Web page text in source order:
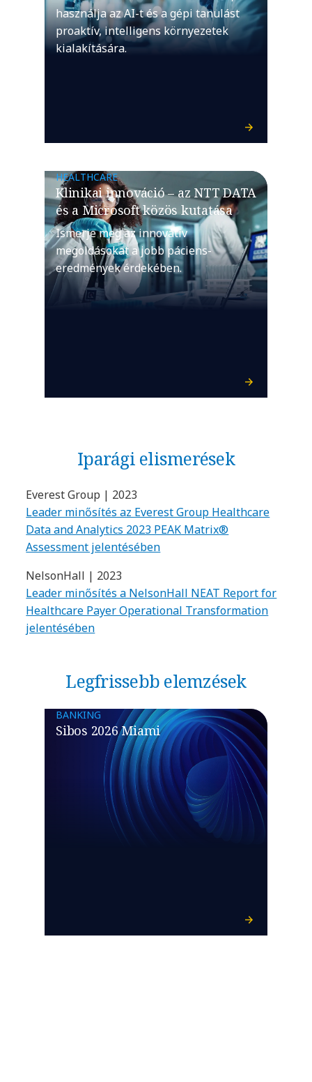
használja az AI-t és a gépi tanulást
proaktív, intelligens környezetek
kialakítására.
HEALTHCARE
Klinikai innováció – az NTT DATA
és a Microsoft közös kutatása
Ismerje meg az innovatív
megoldásokat a jobb páciens-
eredmények érdekében.
Iparági elismerések
Everest Group | 2023
Leader minősítés az Everest Group Healthcare
Data and Analytics 2023 PEAK Matrix®
Assessment jelentésében
NelsonHall | 2023
Leader minősítés a NelsonHall NEAT Report for
Healthcare Payer Operational Transformation
jelentésében
Legfrissebb elemzések
BANKING
Sibos 2026 Miami